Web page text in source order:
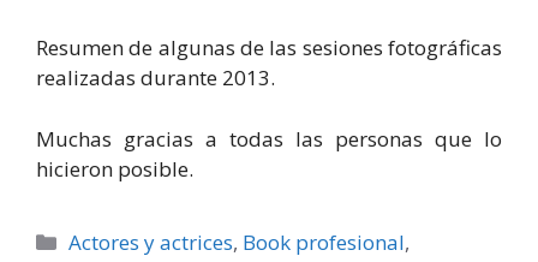
Resumen de algunas de las sesiones fotográficas
realizadas durante 2013.
Muchas gracias a todas las personas que lo
hicieron posible.
Categorías
Actores y actrices, Book profesional,